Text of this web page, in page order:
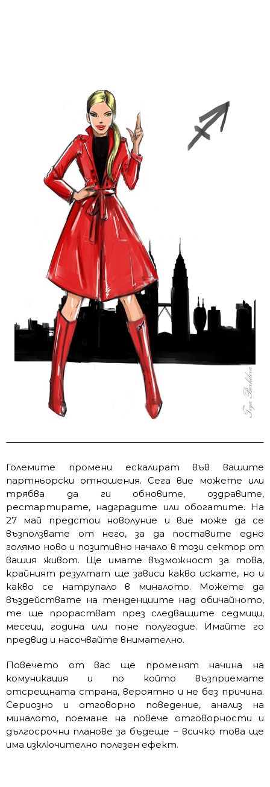
Големите промени ескалират във вашите
партньорски отношения. Сега вие можете или
трябва да ги обновите, оздравите,
рестартирате, надградите или обогатите. На
27 май предстои новолуние и вие може да се
възползвате от него, за да поставите едно
голямо ново и позитивно начало в този сектор от
вашия живот. Ще имате възможност за това,
крайният резултат ще зависи какво искате, но и
какво се натрупало в миналото. Можете да
въздействате на тенденциите над обичайното,
те ще прорастват през следващите седмици,
месеци, година или поне полугодие. Имайте го
предвид и насочвайте внимателно.
Повечето от вас ще променят начина на
комуникация и по който възприемате
отсрещната страна, вероятно и не без причина.
Сериозно и отговорно поведение, анализ на
миналото, поемане на повече отговорности и
дългосрочни планове за бъдеще – всичко това ще
има изключително полезен ефект.